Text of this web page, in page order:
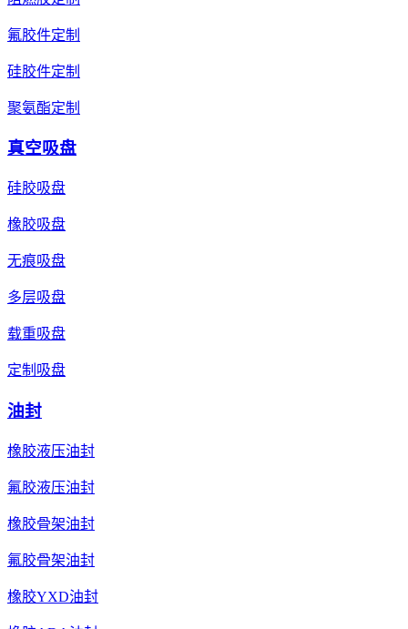
氟胶件定制
硅胶件定制
聚氨酯定制
真空吸盘
硅胶吸盘
橡胶吸盘
无痕吸盘
多层吸盘
载重吸盘
定制吸盘
油封
橡胶液压油封
氟胶液压油封
橡胶骨架油封
氟胶骨架油封
橡胶YXD油封